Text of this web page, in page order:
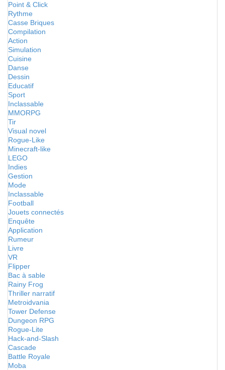
Point & Click
Rythme
Casse Briques
Compilation
Action
Simulation
Cuisine
Danse
Dessin
Educatif
Sport
Inclassable
MMORPG
Tir
Visual novel
Rogue-Like
Minecraft-like
LEGO
Indies
Gestion
Mode
Inclassable
Football
Jouets connectés
Enquête
Application
Rumeur
Livre
VR
Flipper
Bac à sable
Rainy Frog
Thriller narratif
Metroidvania
Tower Defense
Dungeon RPG
Rogue-Lite
Hack-and-Slash
Cascade
Battle Royale
Moba